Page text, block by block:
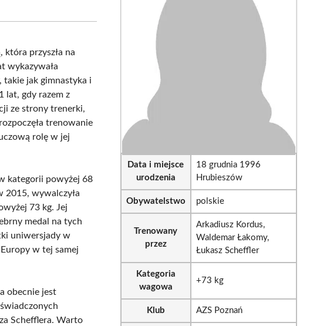
przyszła na
wykazywała
jak gimnastyka i
lat, gdy razem z
ze strony trenerki,
trenowanie
rolę w jej
kategorii powyżej 68
2015, wywalczyła
73 kg. Jej
medal na tych
uniwersjady w
w tej samej
obecnie jest
Schefflera. Warto
Data i miejsce
urodzenia
18 grudnia 1996
Hrubieszów
Obywatelstwo polskie
Trenowany
przez
Arkadiusz Kordus,
Waldemar Łakomy,
Łukasz Scheffler
Kategoria
wagowa
+73 kg
Klub AZS Poznań